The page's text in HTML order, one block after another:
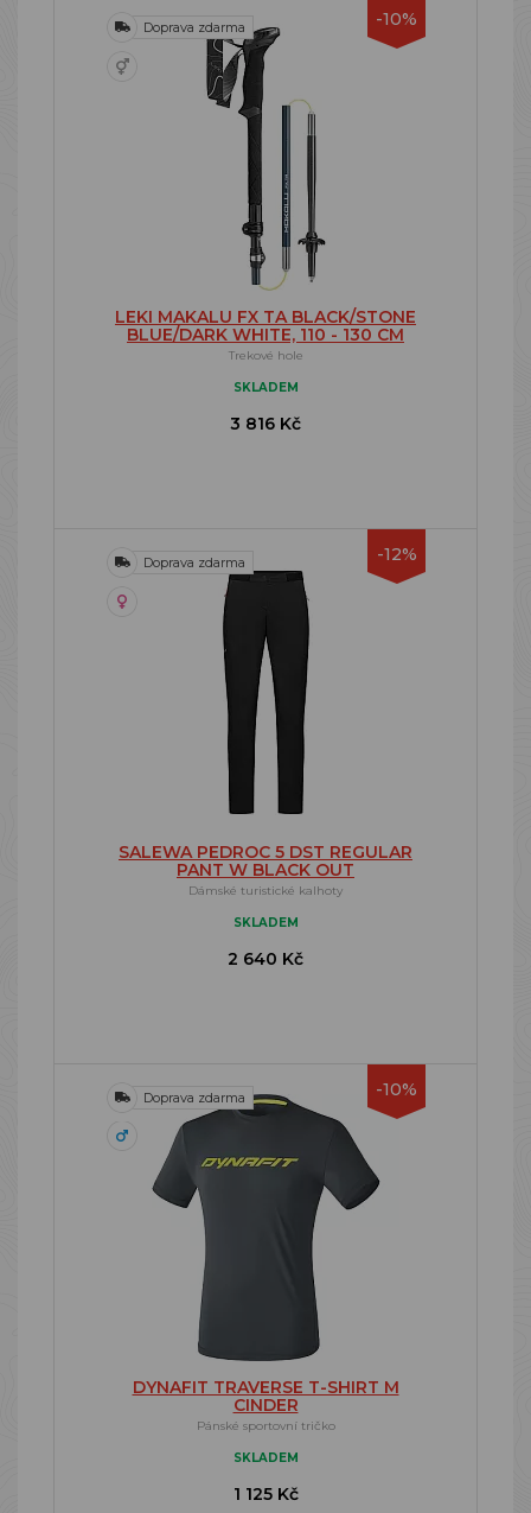
-10%
Doprava zdarma
LEKI MAKALU FX TA BLACK/STONE
BLUE/DARK WHITE, 110 - 130 CM
Trekové hole
SKLADEM
3 816 Kč
-12%
Doprava zdarma
SALEWA PEDROC 5 DST REGULAR
PANT W BLACK OUT
Dámské turistické kalhoty
SKLADEM
2 640 Kč
-10%
Doprava zdarma
DYNAFIT TRAVERSE T-SHIRT M
CINDER
Pánské sportovní tričko
SKLADEM
1 125 Kč